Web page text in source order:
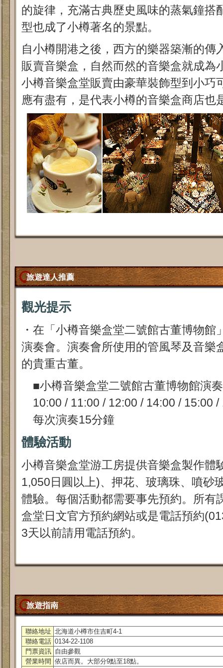
的旋律，充滿古典歷史風味的蒸氣鐘搭
型也成了小樽著名的景點。
自小樽開港之後，西方的樂器築漸的傳
販賣音樂盒，自然而然的音樂盒就成為
小樽音樂盒堂販賣由豪華裝飾型到小巧
應有盡有，是代表小樽的音樂盒商店也
旅遊達人推薦
觀光提示
・在「小樽音樂盒堂二號館古董博物
演奏會。演奏會所使用的管風琴及音樂
的貴重古董。
■小樽音樂盒堂二號館古董博物館演
10:00 / 11:00 / 12:00 / 14:00 / 15:00 /
每次演奏15分鐘
體驗活動
小樽音樂盒堂游工房提供音樂盒製作體
1,050日圓以上)、押花、玻璃珠、噴砂
體驗。每個活動都需要事先預約。所有
盒堂日文官方預約網站或是電話預約
3天以前請用電話預約。
旅遊指南
聯絡地址 北海道小樽市住吉町4-1
聯絡電話 0134-22-1108
門票資訊 自由參觀
營業時間 依店而異。大部分9點至18點。